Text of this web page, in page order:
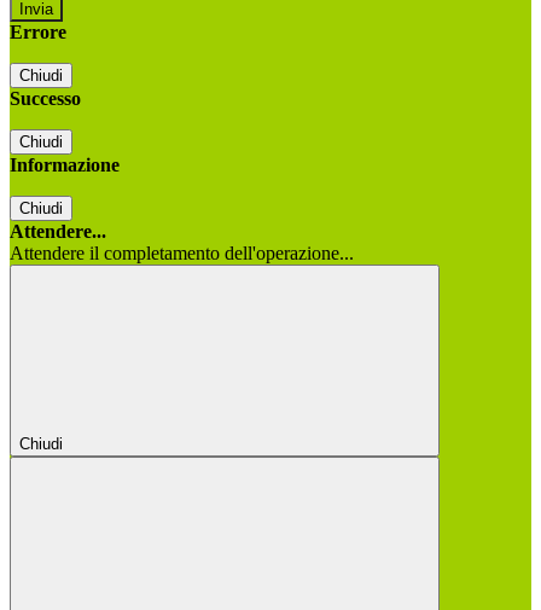
Errore
Chiudi
Successo
Chiudi
Informazione
Chiudi
Attendere...
Attendere il completamento dell'operazione...
Chiudi